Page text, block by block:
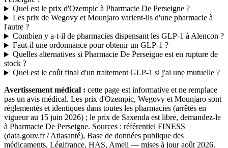
Quel est le prix d'Ozempic à Pharmacie De Perseigne ?
Les prix de Wegovy et Mounjaro varient-ils d'une pharmacie à
l'autre ?
Combien y a-t-il de pharmacies dispensant les GLP-1 à Alencon ?
Faut-il une ordonnance pour obtenir un GLP-1 ?
Quelles alternatives si Pharmacie De Perseigne est en rupture de
stock ?
Quel est le coût final d'un traitement GLP-1 si j'ai une mutuelle ?
Avertissement médical : cette page est informative et ne remplace
pas un avis médical. Les prix d'Ozempic, Wegovy et Mounjaro sont
réglementés et identiques dans toutes les pharmacies (arrêtés en
vigueur au 15 juin 2026) ; le prix de Saxenda est libre, demandez-le
à Pharmacie De Perseigne. Sources : référentiel FINESS
(data.gouv.fr / Atlasanté), Base de données publique des
médicaments, Légifrance, HAS, Ameli — mises à jour août 2026.